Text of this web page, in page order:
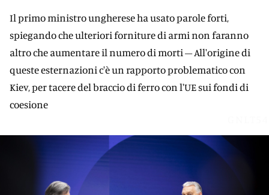
Il primo ministro ungherese ha usato parole forti,
spiegando che ulteriori forniture di armi non faranno
altro che aumentare il numero di morti – All'origine di
queste esternazioni c'è un rapporto problematico con
Kiev, per tacere del braccio di ferro con l'UE sui fondi di
coesione